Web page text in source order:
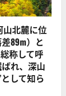
山北麓に位
89m）と
称して呼
れ、深山
して知ら